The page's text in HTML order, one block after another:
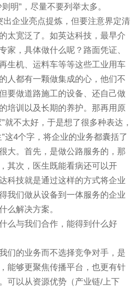
明”，尽量不要列举太多。
出企业亮点提炼，但要注意界定清
太宽泛了。如英达科技，最早介
家，具体做什么呢？路面凭证、
生机、运料车等等这些工业用车
人都有一颗做集成的心，他们不
要做道路施工的设备、还自己做
培训以及长期的养护。那再用原
就不太好，于是想了很多种表达，
这4个字，将企业的业务都囊括了
大。首先，是做公路服务的，那
其次，医生既能看病还可以开
科技就是通过这样的方式将企业
我们做从设备到一体服务的企业
么解决方案。
么与我们合作，能得到什么好
们的业务而不选择竞争对手，是
能够更聚焦传播平台，也更有针
可以从资源优势（产业链/上下